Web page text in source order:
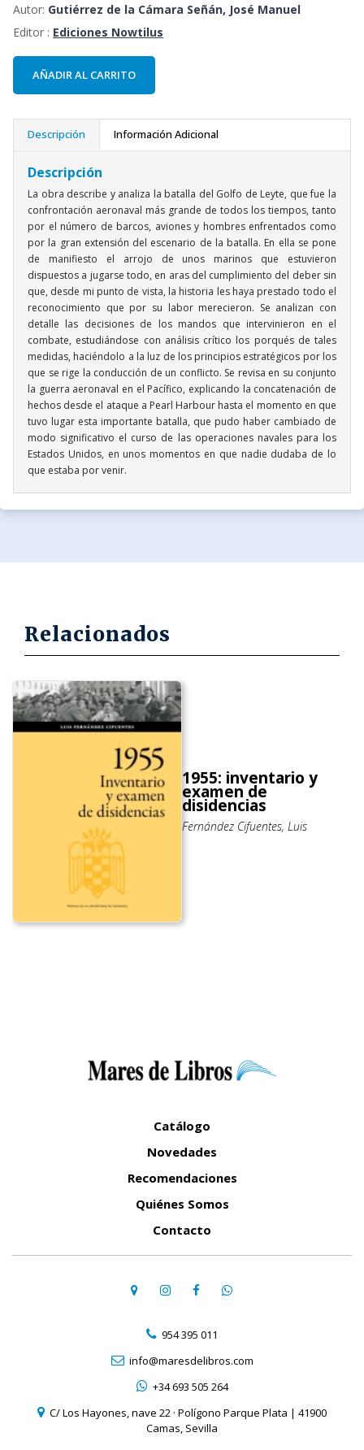
Autor: Gutiérrez de la Cámara Señán, José Manuel
Editor : Ediciones Nowtilus
AÑADIR AL CARRITO
Descripción Información Adicional
Descripción
La obra describe y analiza la batalla del Golfo de Leyte, que fue la
confrontación aeronaval más grande de todos los tiempos, tanto
por el número de barcos, aviones y hombres enfrentados como
por la gran extensión del escenario de la batalla. En ella se pone
de manifiesto el arrojo de unos marinos que estuvieron
dispuestos a jugarse todo, en aras del cumplimiento del deber sin
que, desde mi punto de vista, la historia les haya prestado todo el
reconocimiento que por su labor merecieron. Se analizan con
detalle las decisiones de los mandos que intervinieron en el
combate, estudiándose con análisis crítico los porqués de tales
medidas, haciéndolo a la luz de los principios estratégicos por los
que se rige la conducción de un conflicto. Se revisa en su conjunto
la guerra aeronaval en el Pacífico, explicando la concatenación de
hechos desde el ataque a Pearl Harbour hasta el momento en que
tuvo lugar esta importante batalla, que pudo haber cambiado de
modo significativo el curso de las operaciones navales para los
Estados Unidos, en unos momentos en que nadie dudaba de lo
que estaba por venir.
Relacionados
1955: inventario y
examen de
disidencias
Fernández Cifuentes, Luis
Catálogo
Novedades
Recomendaciones
Quiénes Somos
Contacto
954 395 011
info@maresdelibros.com
+34 693 505 264
C/ Los Hayones, nave 22 · Polígono Parque Plata | 41900
Camas, Sevilla